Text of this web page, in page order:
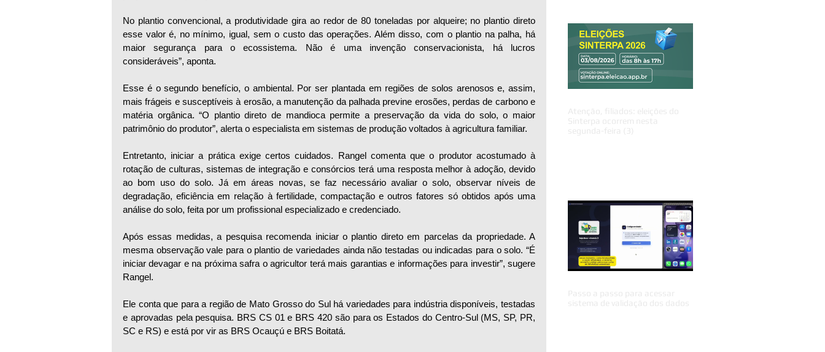
No plantio convencional, a produtividade gira ao redor de 80 toneladas por alqueire; no plantio direto
esse valor é, no mínimo, igual, sem o custo das operações. Além disso, com o plantio na palha, há
maior segurança para o ecossistema. Não é uma invenção conservacionista, há lucros
consideráveis”, aponta.
Esse é o segundo benefício, o ambiental. Por ser plantada em regiões de solos arenosos e, assim,
mais frágeis e susceptíveis à erosão, a manutenção da palhada previne erosões, perdas de carbono e
matéria orgânica. “O plantio direto de mandioca permite a preservação da vida do solo, o maior
patrimônio do produtor”, alerta o especialista em sistemas de produção voltados à agricultura familiar.
Entretanto, iniciar a prática exige certos cuidados. Rangel comenta que o produtor acostumado à
rotação de culturas, sistemas de integração e consórcios terá uma resposta melhor à adoção, devido
ao bom uso do solo. Já em áreas novas, se faz necessário avaliar o solo, observar níveis de
degradação, eficiência em relação à fertilidade, compactação e outros fatores só obtidos após uma
análise do solo, feita por um profissional especializado e credenciado.
Após essas medidas, a pesquisa recomenda iniciar o plantio direto em parcelas da propriedade. A
mesma observação vale para o plantio de variedades ainda não testadas ou indicadas para o solo. “É
iniciar devagar e na próxima safra o agricultor terá mais garantias e informações para investir”, sugere
Rangel.
Ele conta que para a região de Mato Grosso do Sul há variedades para indústria disponíveis, testadas
e aprovadas pela pesquisa. BRS CS 01 e BRS 420 são para os Estados do Centro-Sul (MS, SP, PR,
SC e RS) e está por vir as BRS Ocauçú e BRS Boitatá.